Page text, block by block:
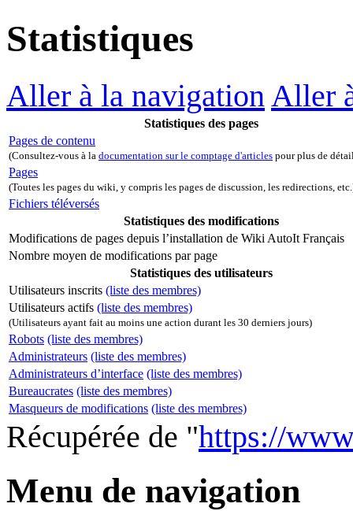
Statistiques
Aller à la navigation Aller
Statistiques des pages
Pages de contenu
(Consultez-vous à la documentation sur le comptage d'articles pour plus de
Pages
(Toutes les pages du wiki, y compris les pages de discussion, les redirections,
Fichiers téléversés
Statistiques des modifications
Modifications de pages depuis l’installation de Wiki AutoIt Français
Nombre moyen de modifications par page
Statistiques des utilisateurs
Utilisateurs inscrits (liste des membres)
Utilisateurs actifs (liste des membres)
(Utilisateurs ayant fait au moins une action durant les 30 derniers jours)
Robots (liste des membres)
Administrateurs (liste des membres)
Administrateurs d’interface (liste des membres)
Bureaucrates (liste des membres)
Masqueurs de modifications (liste des membres)
Récupérée de "https://
Menu de navigation